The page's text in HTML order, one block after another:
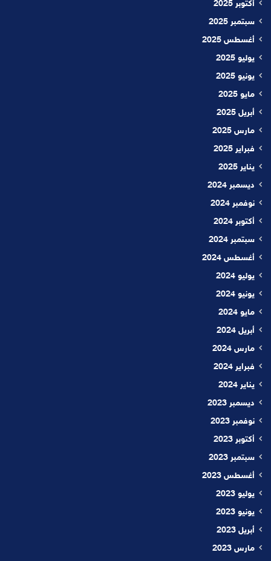
أكتوبر 2025
سبتمبر 2025
أغسطس 2025
يوليو 2025
يونيو 2025
مايو 2025
أبريل 2025
مارس 2025
فبراير 2025
يناير 2025
ديسمبر 2024
نوفمبر 2024
أكتوبر 2024
سبتمبر 2024
أغسطس 2024
يوليو 2024
يونيو 2024
مايو 2024
أبريل 2024
مارس 2024
فبراير 2024
يناير 2024
ديسمبر 2023
نوفمبر 2023
أكتوبر 2023
سبتمبر 2023
أغسطس 2023
يوليو 2023
يونيو 2023
أبريل 2023
مارس 2023